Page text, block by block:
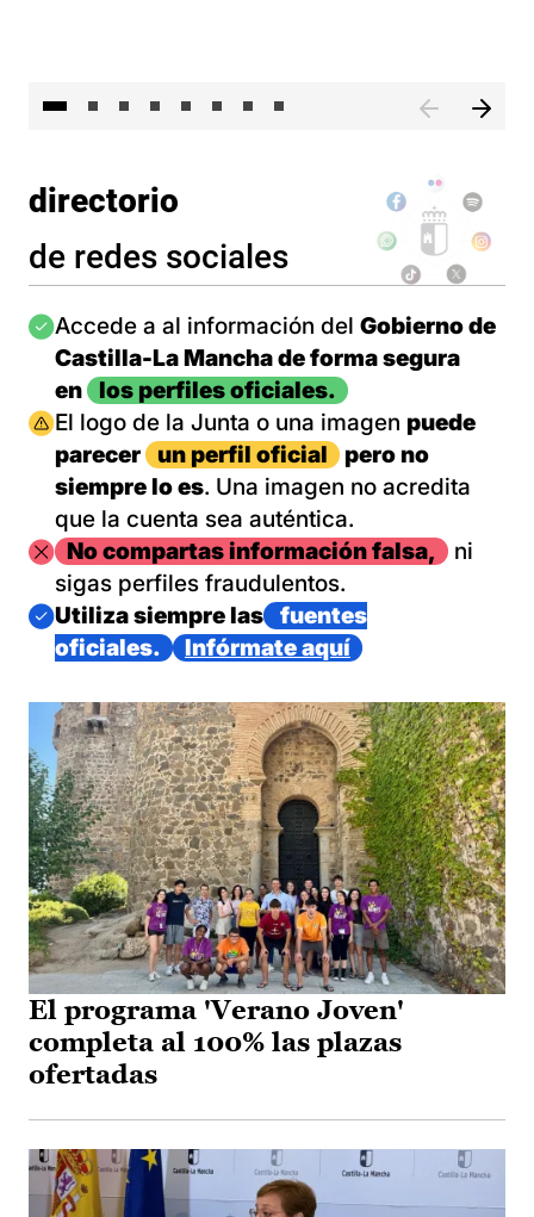
directorio
de redes sociales
Imagen
Accede a al información del Gobierno de
Castilla-La Mancha de forma segura
en
los perfiles oficiales.
Imagen
El logo de la Junta o una imagen puede
parecer
un perfil oficial
pero no
siempre lo es. Una imagen no acredita
que la cuenta sea auténtica.
ImagenNo compartas información falsa,
ni
sigas perfiles fraudulentos.
Imagen
Utiliza siempre las
fuentes
oficiales.
Infórmate aquí
El programa 'Verano Joven'
completa al 100% las plazas
ofertadas